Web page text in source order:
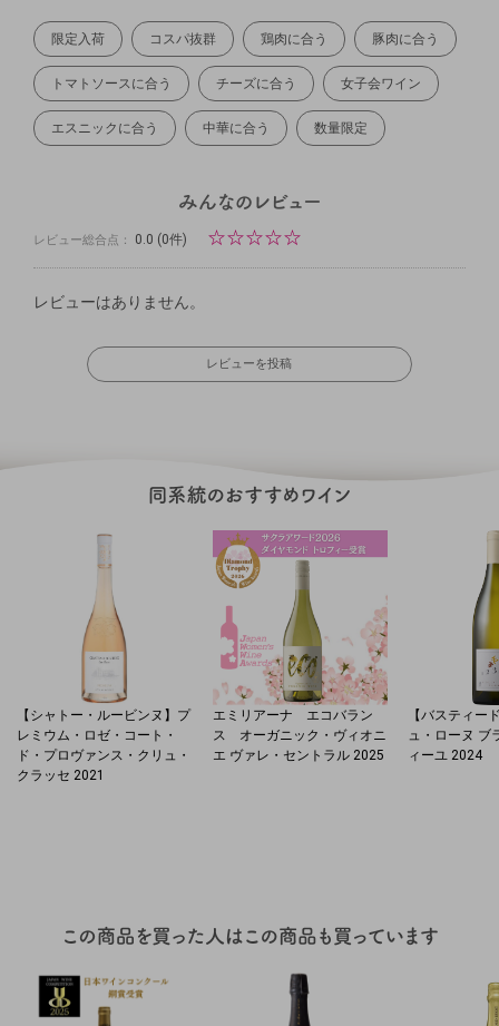
限定入荷 コスパ抜群 鶏肉に合う 豚肉に合う
トマトソースに合う チーズに合う 女子会ワイン
エスニックに合う 中華に合う 数量限定
レビュー総合点： 0.0 (0件) ☆☆☆☆☆
レビューはありません。
レビューを投稿
【シャトー・ルービンヌ】プ
レミウム・ロゼ・コート・
ド・プロヴァンス・クリュ・
クラッセ 2021
エミリアーナ エコバラン
ス オーガニック・ヴィオニ
エ ヴァレ・セントラル 2025
【バスティー
ュ・ローヌ ブ
ィーユ 2024